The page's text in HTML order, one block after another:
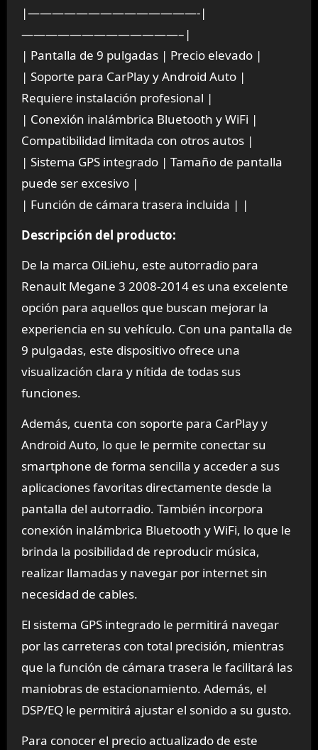
|——————————————-|
—————————————–|
| Pantalla de 9 pulgadas | Precio elevado |
| Soporte para CarPlay y Android Auto |
Requiere instalación profesional |
| Conexión inalámbrica Bluetooth y WiFi |
Compatibilidad limitada con otros autos |
| Sistema GPS integrado | Tamaño de pantalla
puede ser excesivo |
| Función de cámara trasera incluida | |
Descripción del producto:
De la marca OiLiehu, este autorradio para
Renault Megane 3 2008-2014 es una excelente
opción para aquellos que buscan mejorar la
experiencia en su vehículo. Con una pantalla de
9 pulgadas, este dispositivo ofrece una
visualización clara y nítida de todas sus
funciones.
Además, cuenta con soporte para CarPlay y
Android Auto, lo que le permite conectar su
smartphone de forma sencilla y acceder a sus
aplicaciones favoritas directamente desde la
pantalla del autorradio. También incorpora
conexión inalámbrica Bluetooth y WiFi, lo que le
brinda la posibilidad de reproducir música,
realizar llamadas y navegar por internet sin
necesidad de cables.
El sistema GPS integrado le permitirá navegar
por las carreteras con total precisión, mientras
que la función de cámara trasera le facilitará las
maniobras de estacionamiento. Además, el
DSP/EQ le permitirá ajustar el sonido a su gusto.
Para conocer el precio actualizado de este